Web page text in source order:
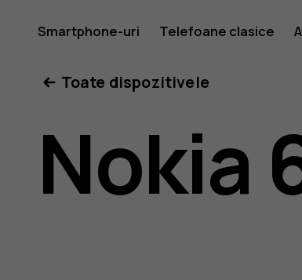
Ghid
de
Smartphone-uri Telefoane clasice
Toate dispozitivele
Nokia